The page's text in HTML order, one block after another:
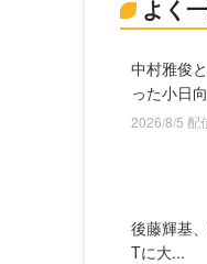
よく
中村雅俊
った小日
2026/8/5 配
後藤輝基
Tに大...